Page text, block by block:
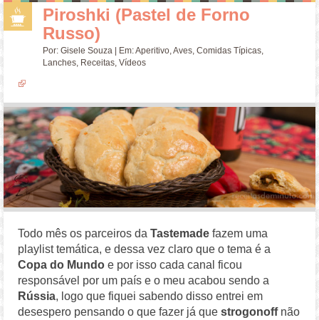
Piroshki (Pastel de Forno
Russo)
Por:Gisele Souza | Em:Aperitivo,Aves,Comidas Típicas,
Lanches, Receitas,Vídeos
Todo mês os parceiros daTastemade fazem uma
playlist temática, e dessa vez claro que o tema é a
Copa do Mundo e por isso cada canal ficou
responsável por um país e o meu acabou sendo a
Rússia, logo que fiquei sabendo disso entrei em
desespero pensando o que fazer já questrogonoff não